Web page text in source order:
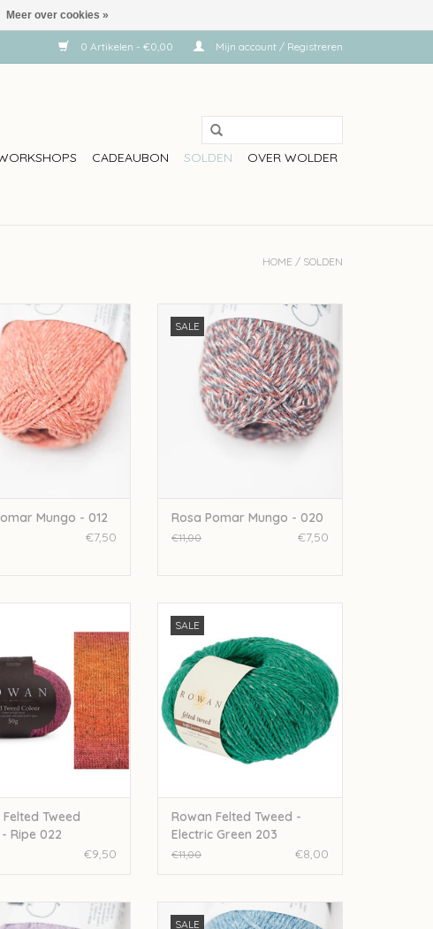
0 Artikelen - €0,00 Mijn account / Registreren
CADEAUBON SOLDEN OVER WOLDER
HOME / SOLDEN
Rosa Pomar Mungo -
012
AAN WINKELWAGEN
Mungo - 012
€7,50
SALE
Rosapomar Rosa Pomar Mungo -
020
TOEVOEGEN AAN WINKELWAGEN
Rosa Pomar Mungo - 020
€11,00 €7,50
AAN WINKELWAGEN
Tweed
Ripe 022
€9,50
SALE
TOEVOEGEN AAN WINKELWAGEN
Rowan Felted Tweed -
Electric Green 203
€11,00 €8,00
Rosa Pomar Mungo -
SALE
Rosapomar Rosa Pomar Mungo -
Meer over cookies »